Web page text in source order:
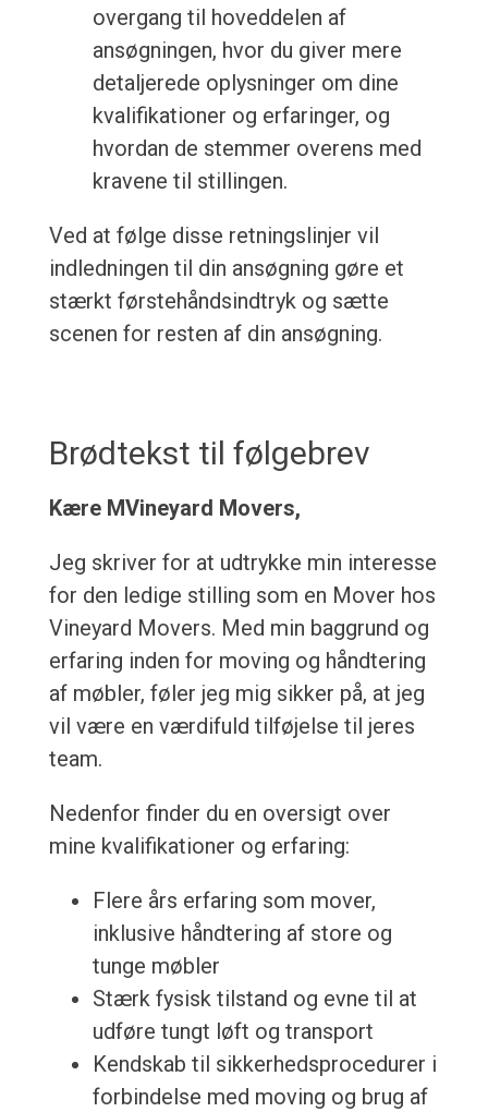
overgang til hoveddelen af
ansøgningen, hvor du giver mere
detaljerede oplysninger om dine
kvalifikationer og erfaringer, og
hvordan de stemmer overens med
kravene til stillingen.
Ved at følge disse retningslinjer vil
indledningen til din ansøgning gøre et
stærkt førstehåndsindtryk og sætte
scenen for resten af din ansøgning.
Brødtekst til følgebrev
Kære MVineyard Movers,
Jeg skriver for at udtrykke min interesse
for den ledige stilling som en Mover hos
Vineyard Movers. Med min baggrund og
erfaring inden for moving og håndtering
af møbler, føler jeg mig sikker på, at jeg
vil være en værdifuld tilføjelse til jeres
team.
Nedenfor finder du en oversigt over
mine kvalifikationer og erfaring:
Flere års erfaring som mover,
inklusive håndtering af store og
tunge møbler
Stærk fysisk tilstand og evne til at
udføre tungt løft og transport
Kendskab til sikkerhedsprocedurer i
forbindelse med moving og brug af